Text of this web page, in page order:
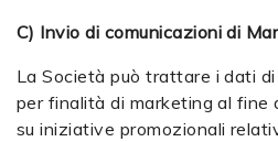
C) Invio di comunicazioni di
La Società può trattare i dati
per finalità di marketing al fine
su iniziative promozionali